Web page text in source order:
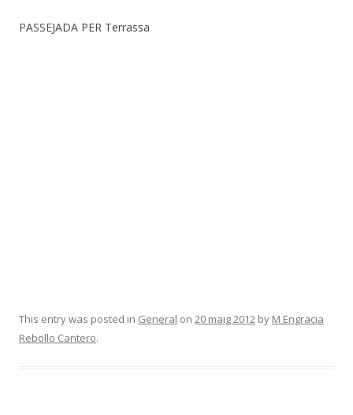
PASSEJADA PER Terrassa
This entry was posted in General on 20 maig 2012 by M Engracia
Rebollo Cantero.